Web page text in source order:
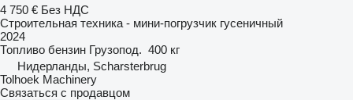
4 750 € Без НДС
Строительная техника - мини-погрузчик гусеничный
2024
Топливо бензин Грузопод. 400 кг
Нидерланды, Scharsterbrug
Tolhoek Machinery
Связаться с продавцом